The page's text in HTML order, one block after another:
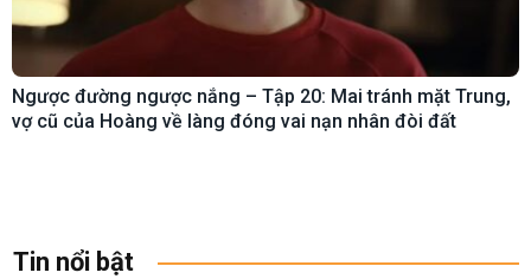
Ngược đường ngược nắng – Tập 20: Mai tránh mặt Trung,
vợ cũ của Hoàng về làng đóng vai nạn nhân đòi đất
Tin nổi bật